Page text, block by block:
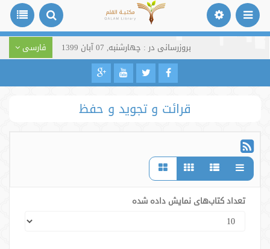
بروزرسانی در : چهارشنبه, 07 آبان 1399 فارسی
قرائت و تجوید و حفظ
تعداد کتاب‌های نمایش داده شده